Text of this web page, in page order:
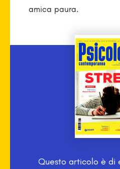
amica paura.
Questo articolo è di